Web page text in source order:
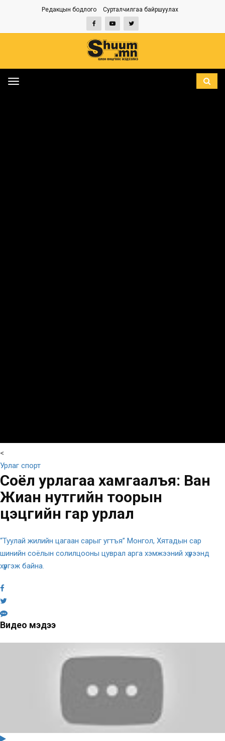
Редакцын бодлого Сурталчилгаа байршуулах
Toggle
<
Урлаг спорт
Соёл урлагаа хамгаалъя: Ван
Жиан нутгийн тоорын
цэцгийн гар урлал
“Туулай жилийн цагаан сарыг угтъя” Монгол, Хятадын сар
шинийн соёлын солилцооны цуврал арга хэмжээний хүрээнд
хүргэж байна.
Видео мэдээ